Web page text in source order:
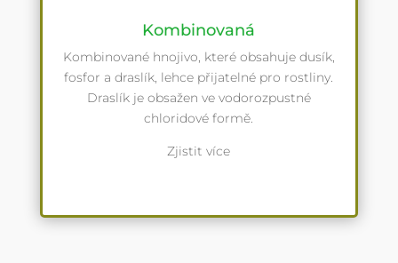
Kombinovaná
Kombinované hnojivo, které obsahuje dusík,
fosfor a draslík, lehce přijatelné pro rostliny.
Draslík je obsažen ve vodorozpustné
chloridové formě.
Zjistit více